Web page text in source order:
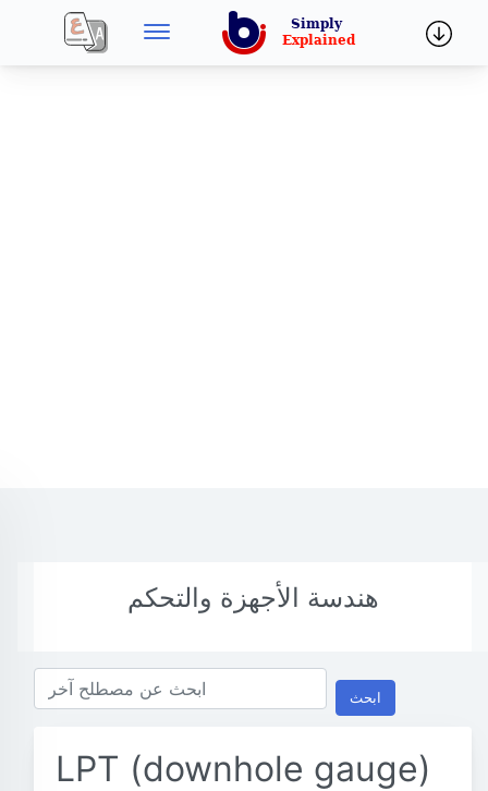
هندسة الأجهزة والتحكم
ابحث
LPT (downhole gauge)